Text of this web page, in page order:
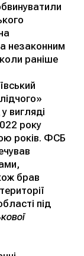
незаконним
раніше
вигляді
року
років. ФСБ
брав
під